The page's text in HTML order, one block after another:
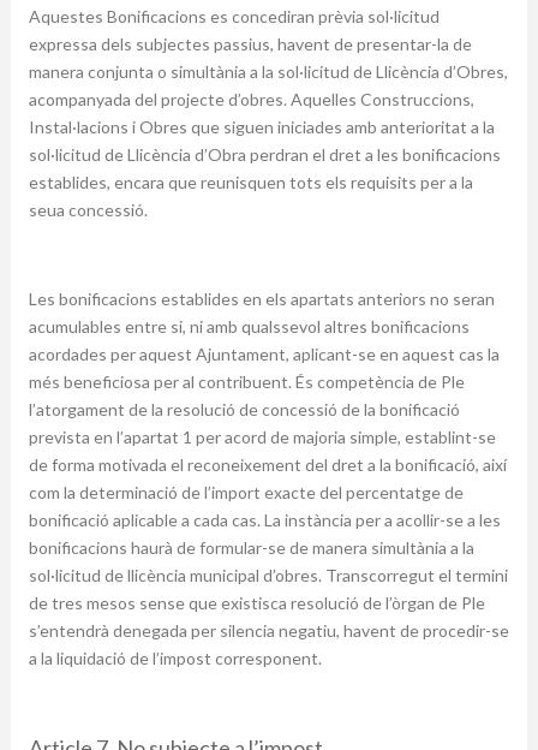
Aquestes Bonificacions es concediran prèvia sol·licitud
expressa dels subjectes passius, havent de presentar-la de
manera conjunta o simultània a la sol·licitud de Llicència d’Obres,
acompanyada del projecte d’obres. Aquelles Construccions,
Instal·lacions i Obres que siguen iniciades amb anterioritat a la
sol·licitud de Llicència d’Obra perdran el dret a les bonificacions
establides, encara que reunisquen tots els requisits per a la
seua concessió.
Les bonificacions establides en els apartats anteriors no seran
acumulables entre si, ni amb qualssevol altres bonificacions
acordades per aquest Ajuntament, aplicant-se en aquest cas la
més beneficiosa per al contribuent. És competència de Ple
l’atorgament de la resolució de concessió de la bonificació
prevista en l’apartat 1 per acord de majoria simple, establint-se
de forma motivada el reconeixement del dret a la bonificació, així
com la determinació de l’import exacte del percentatge de
bonificació aplicable a cada cas. La instància per a acollir-se a les
bonificacions haurà de formular-se de manera simultània a la
sol·licitud de llicència municipal d’obres. Transcorregut el termini
de tres mesos sense que existisca resolució de l’òrgan de Ple
s’entendrà denegada per silencia negatiu, havent de procedir-se
a la liquidació de l’impost corresponent.